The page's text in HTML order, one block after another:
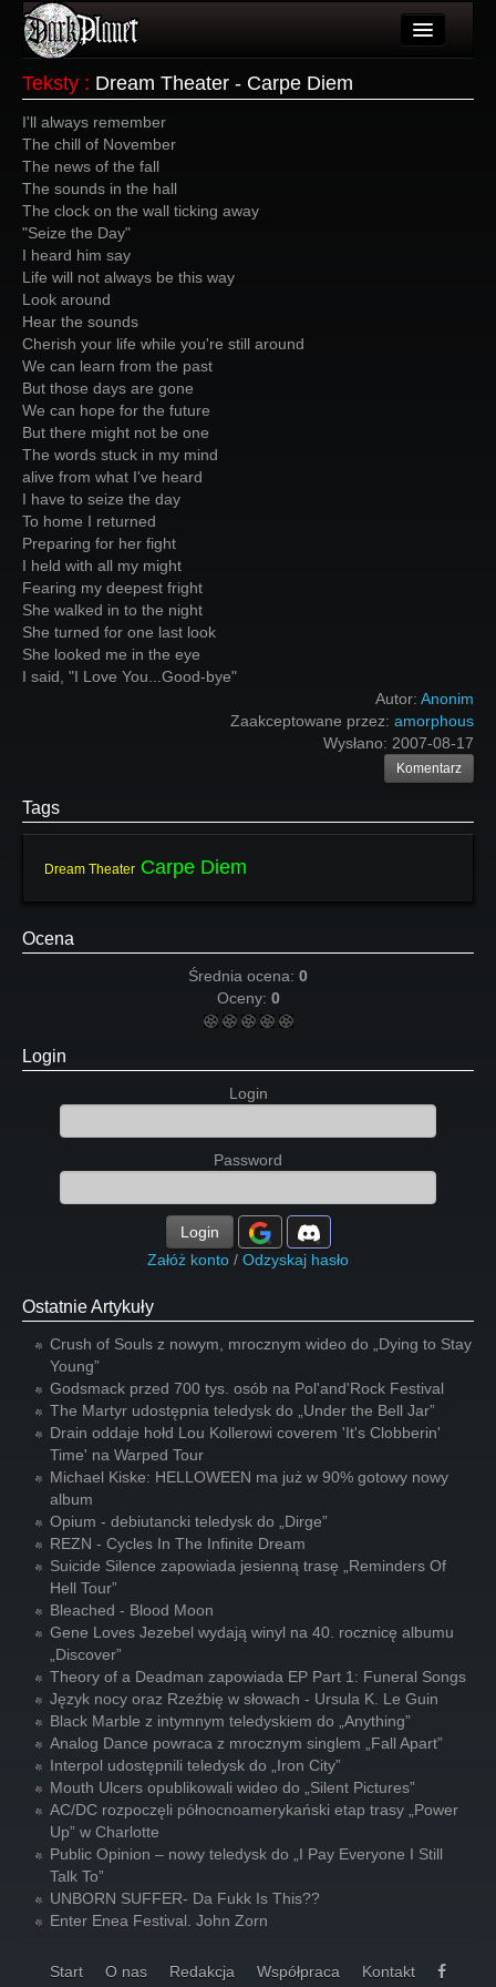
Wydarzenia
Galeria
Forum
Więcej
Login
Teksty : Dream Theater - Carpe Diem
I'll always remember
The chill of November
The news of the fall
The sounds in the hall
The clock on the wall ticking away
"Seize the Day"
I heard him say
Life will not always be this way
Look around
Hear the sounds
Cherish your life while you're still around
We can learn from the past
But those days are gone
We can hope for the future
But there might not be one
The words stuck in my mind
alive from what I've heard
I have to seize the day
To home I returned
Preparing for her fight
I held with all my might
Fearing my deepest fright
She walked in to the night
She turned for one last look
She looked me in the eye
I said, "I Love You...Good-bye"
Autor: Anonim
Zaakceptowane przez: amorphous
Wysłano: 2007-08-17
Komentarz
Tags
Dream Theater Carpe Diem
Ocena
Średnia ocena: 0
Oceny: 0
Login
Login
Password
Login
Załóż konto / Odzyskaj hasło
Ostatnie Artykuły
Crush of Souls z nowym, mrocznym wideo do „Dying to Stay
Young”
Godsmack przed 700 tys. osób na Pol'and'Rock Festival
The Martyr udostępnia teledysk do „Under the Bell Jar”
Drain oddaje hołd Lou Kollerowi coverem 'It's Clobberin'
Time' na Warped Tour
Michael Kiske: HELLOWEEN ma już w 90% gotowy nowy
album
Opium - debiutancki teledysk do „Dirge”
REZN - Cycles In The Infinite Dream
Suicide Silence zapowiada jesienną trasę „Reminders Of
Hell Tour”
Bleached - Blood Moon
Gene Loves Jezebel wydają winyl na 40. rocznicę albumu
„Discover”
Theory of a Deadman zapowiada EP Part 1: Funeral Songs
Język nocy oraz Rzeźbię w słowach - Ursula K. Le Guin
Black Marble z intymnym teledyskiem do „Anything”
Analog Dance powraca z mrocznym singlem „Fall Apart”
Interpol udostępnili teledysk do „Iron City”
Mouth Ulcers opublikowali wideo do „Silent Pictures”
AC/DC rozpoczęli północnoamerykański etap trasy „Power
Up” w Charlotte
Public Opinion – nowy teledysk do „I Pay Everyone I Still
Talk To”
UNBORN SUFFER- Da Fukk Is This??
Enter Enea Festival. John Zorn
Start O nas Redakcja Współpraca Kontakt